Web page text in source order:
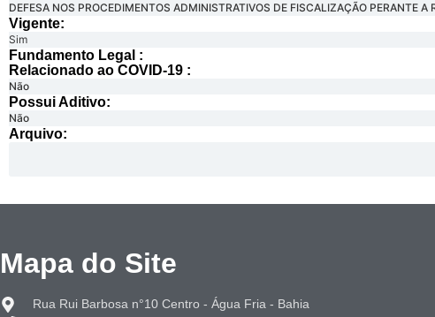
DEFESA NOS PROCEDIMENTOS ADMINISTRATIVOS DE FISCALIZAÇÃO PERANTE
Vigente:
Sim
Fundamento Legal :​
Relacionado ao COVID-19 :​
Não
Possui Aditivo:​
Não
Arquivo:
Mapa do Site
Rua Rui Barbosa n°10 Centro - Água Fria - Bahia